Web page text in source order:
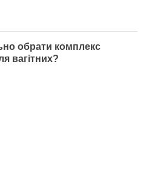
обрати комплекс
вагітних?